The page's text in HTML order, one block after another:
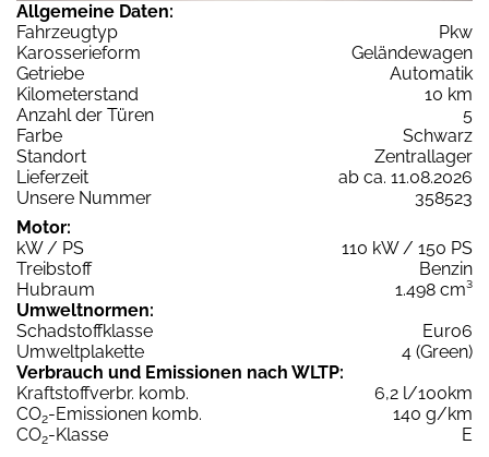
Allgemeine Daten:
Fahrzeugtyp
Pkw
Karosserieform
Geländewagen
Getriebe
Automatik
Kilometerstand
10 km
Anzahl der Türen
5
Farbe
Schwarz
Standort
Zentrallager
Lieferzeit
ab ca. 11.08.2026
Unsere Nummer
358523
Motor:
kW / PS
110 kW / 150 PS
Treibstoff
Benzin
Hubraum
1.498 cm³
Umweltnormen:
Schadstoffklasse
Euro6
Umweltplakette
4 (Green)
Verbrauch und Emissionen nach WLTP:
Kraftstoffverbr. komb.
6,2 l/100km
CO2-Emissionen komb.
140 g/km
CO2-Klasse
E